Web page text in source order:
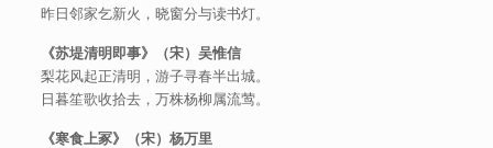
昨日邻家乞新火，晓窗分与读书灯。
《苏堤清明即事》（宋）吴惟信
梨花风起正清明，游子寻春半出城。
日暮笙歌收拾去，万株杨柳属流莺。
《寒食上冢》（宋）杨万里